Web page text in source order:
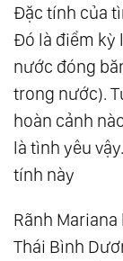
33.Tam
34.Tam
35.Tam
36. Tam
37.Trở Về
Bằng
Đại
39.
40.Đạo
Đặc tính của
Đó là điểm kỳ
nước đóng
trong nước).
hoàn cảnh
là tình yêu
tính này
Rãnh
Thái Bình